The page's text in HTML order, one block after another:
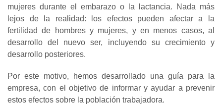
mujeres durante el embarazo o la lactancia. Nada más
lejos de la realidad: los efectos pueden afectar a la
fertilidad de hombres y mujeres, y en menos casos, al
desarrollo del nuevo ser, incluyendo su crecimiento y
desarrollo posteriores.
Por este motivo, hemos desarrollado una guía para la
empresa, con el objetivo de informar y ayudar a prevenir
estos efectos sobre la población trabajadora.